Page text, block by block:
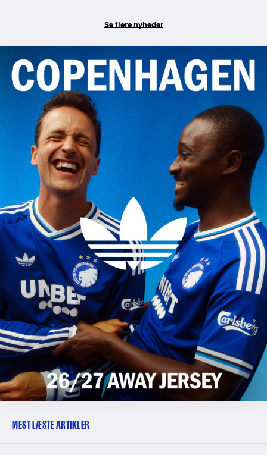
Se flere nyheder
MEST LÆSTE ARTIKLER